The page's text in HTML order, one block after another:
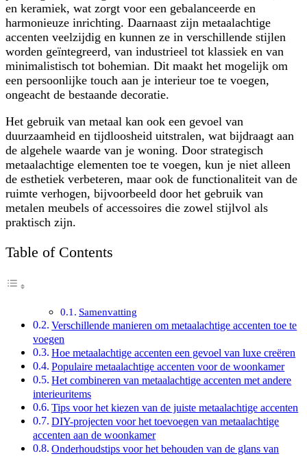
en keramiek, wat zorgt voor een gebalanceerde en
harmonieuze inrichting. Daarnaast zijn metaalachtige
accenten veelzijdig en kunnen ze in verschillende stijlen
worden geïntegreerd, van industrieel tot klassiek en van
minimalistisch tot bohemian. Dit maakt het mogelijk om
een persoonlijke touch aan je interieur toe te voegen,
ongeacht de bestaande decoratie.
Het gebruik van metaal kan ook een gevoel van
duurzaamheid en tijdloosheid uitstralen, wat bijdraagt aan
de algehele waarde van je woning. Door strategisch
metaalachtige elementen toe te voegen, kun je niet alleen
de esthetiek verbeteren, maar ook de functionaliteit van de
ruimte verhogen, bijvoorbeeld door het gebruik van
metalen meubels of accessoires die zowel stijlvol als
praktisch zijn.
Table of Contents
Samenvatting
Verschillende manieren om metaalachtige accenten toe te
voegen
Hoe metaalachtige accenten een gevoel van luxe creëren
Populaire metaalachtige accenten voor de woonkamer
Het combineren van metaalachtige accenten met andere
interieuritems
Tips voor het kiezen van de juiste metaalachtige accenten
DIY-projecten voor het toevoegen van metaalachtige
accenten aan de woonkamer
Onderhoudstips voor het behouden van de glans van